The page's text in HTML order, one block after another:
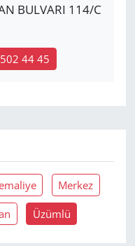
BULVARI 114/C
44 45
Merkez
Üzümlü